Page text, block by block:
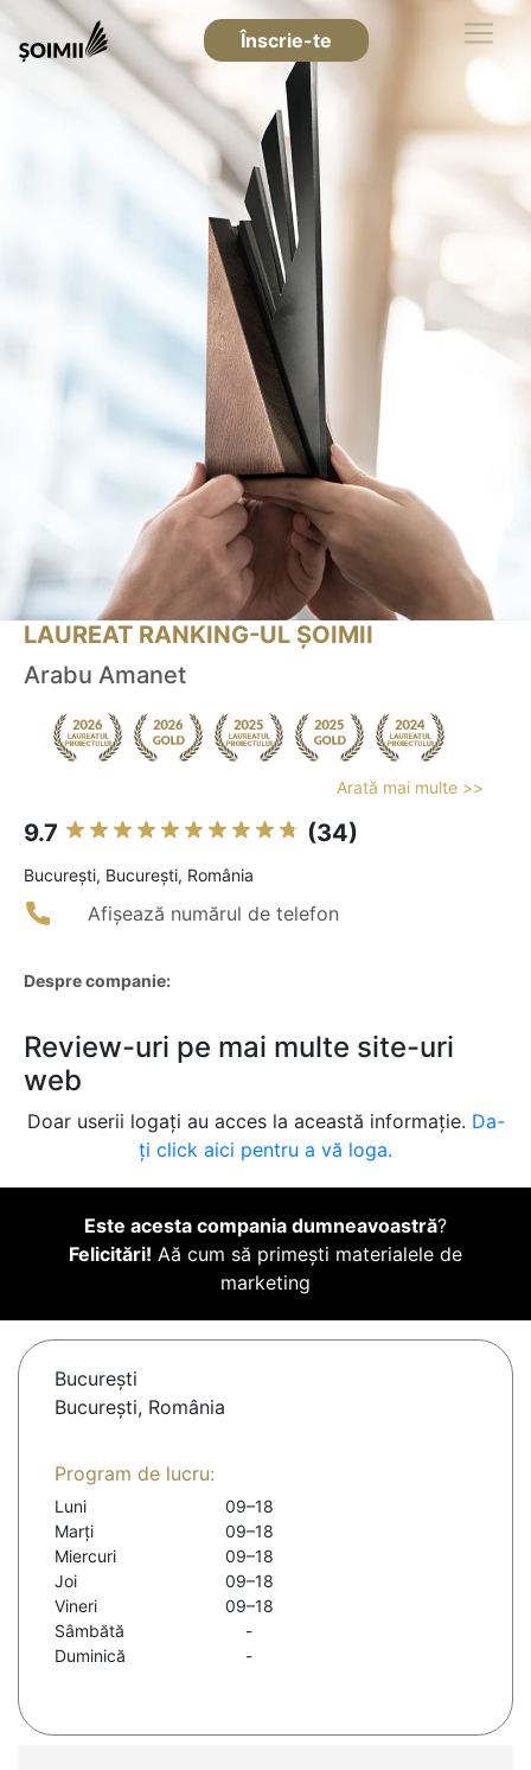
Înscrie-te
LAUREAT RANKING-UL ȘOIMII
Arabu Amanet
Arată mai multe >>
9.7 (34)
Bucureşti, București, România
Afișează numărul de telefon
Despre companie:
Review-uri pe mai multe site-uri
web
Doar userii logați au acces la această informație. Da-
ți click aici pentru a vă loga.
Este acesta compania dumneavoastră?
Felicitări! Aă cum să primești materialele de
marketing
Bucureşti
București, România
Program de lucru:
Luni
09–18
Marți
09–18
Miercuri
09–18
Joi
09–18
Vineri
09–18
Sâmbătă
-
Duminică
-